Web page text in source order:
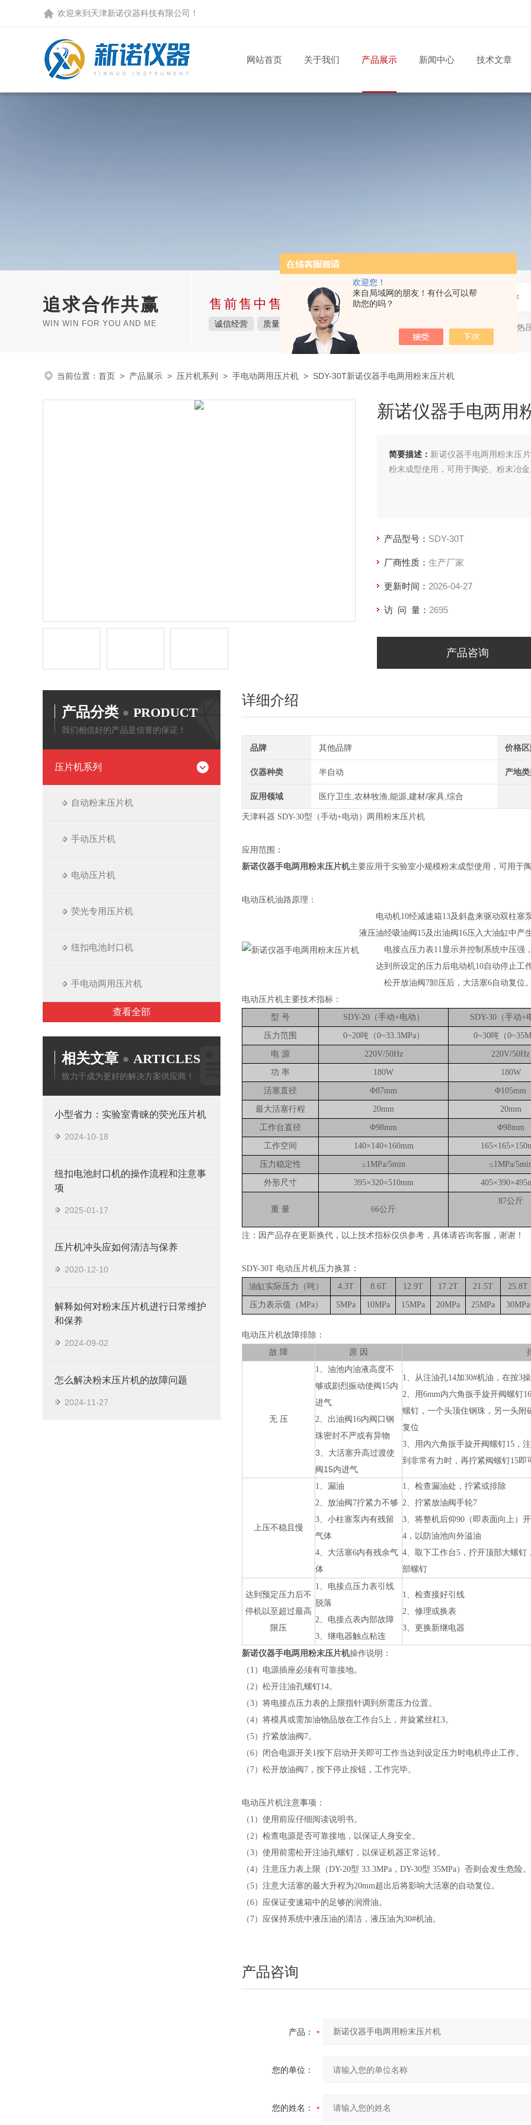
欢迎您！
来自局域网的朋友！有什么可以帮
助您的吗？
欢迎来到天津新诺仪器科技有限公司！
网站首页 关于我们 产品展示 新闻中心 技术文章
追求合作共赢
WIN WIN FOR YOU AND ME
售前售中售后完整的服务体系
诚信经营 质量保障 价格实惠 热门关键词：压片机，热压
当前位置： 首页 > 产品展示 > 压片机系列 > 手电动两用压片机 > SDY-30T新诺仪器手电两用粉末压片机
新诺仪器手电两用
简要描述： 新诺仪器手电两用粉末压
粉末成型使用，可用于陶瓷、粉末冶金
产品型号： SDY-30T
厂商性质： 生产厂家
更新时间： 2026-04-27
访 问 量： 2695
产品咨询
详细介绍
品牌 其他品牌 价格区
仪器种类 半自动 产地类
应用领域 医疗卫生,农林牧渔,能源,建材/家具,综合
天津科器 SDY-30型（手动+电动）两用粉末压片机
应用范围：
新诺仪器手电两用粉末压片机主要应用于实验室小规模粉末成型使用，可用于
电动压机油路原理：
电动机10经减速箱13及斜盘来驱动双柱塞
液压油经吸油阀15及出油阀16压入大油缸中产
电接点压力表11显示并控制系统中压强，
达到所设定的压力后电动机10自动停止工
松开放油阀7卸压后，大活塞6自动复位。
电动压片机主要技术指标：
型 号
SDY-20（手动+电动） SDY-30（手动+
压力范围 0~20吨（0~33.3MPa） 0~30吨（
电 源 220V/50Hz 220V/50Hz
功 率 180W 180W
活塞直径 Φ87mm Φ105mm
最大活塞行程 20mm 20mm
工作台直径 Φ98mm Φ98mm
工作空间 140×140×160mm
压力稳定性 ≤1MPa/5min ≤1MPa/
外形尺寸 395×320×510mm
重 量 66公斤
87公斤
注：因产品存在更新换代，以上技术指标仅供参考，具体请咨询客服，谢谢！
SDY-30T 电动压片机压力换算：
油缸实际压力（吨）
4.3T 8.6T 12.9T 17.2T 21.5T 25.8T
压力表示值（MPa） 5MPa 10MPa 15MPa 20MPa 25MPa 30MPa
电动压片机故障排除：
故 障
原 因
无 压
1、油池内油液高度不
够或剧烈振动使阀15内
进气
2、出油阀16内阀口钢
珠密封不严或有异物
3、大活塞升高过渡使
阀15内进气
1、从注油孔14加30#机油，在按3
2、用6mm内六角扳手旋开阀螺钉
螺钉，一个头顶住钢珠，另一头附
复位
3、用内六角扳手旋开阀螺钉15，
到非常有力时，再拧紧阀螺钉15即
上压不稳且慢
1、漏油
2、放油阀7拧紧力不够
3、小柱塞泵内有残留
气体
4、大活塞6内有残余气
体
1、检查漏油处，拧紧或排除
2、拧紧放油阀手轮7
3、将整机后仰90（即表面向上）
4，以防油池向外溢油
4、取下工作台5，拧开顶部大螺
部螺钉
达到预定压力后不
停机以至超过最高
限压
1、电接点压力表引线
脱落
2、电接点表内部故障
3、继电器触点粘连
1、检查接好引线
2、修理或换表
3、更换新继电器
新诺仪器手电两用粉末压片机操作说明：
（1）电源插座必须有可靠接地。
（2）松开注油孔螺钉14。
（3）将电接点压力表的上限指针调到所需压力位置。
（4）将模具或需加油物品放在工作台5上，并旋紧丝杠3。
（5）拧紧放油阀7。
（6）闭合电源开关1按下启动开关即可工作当达到设定压力时电机停止工作。
（7）松开放油阀7，按下停止按钮，工作完毕。
电动压片机注意事项：
（1）使用前应仔细阅读说明书。
（2）检查电源是否可靠接地，以保证人身安全。
（3）使用前需松开注油孔螺钉，以保证机器正常运转。
（4）注意压力表上限（DY-20型 33.3MPa，DY-30型 35MPa）否则会发生危险。
（5）注意大活塞的最大升程为20mm超出后将影响大活塞的自动复位。
（6）应保证变速箱中的足够的润滑油。
（7）应保持系统中液压油的清洁，液压油为30#机油。
产品咨询
产品：
您的单位：
您的姓名：
产品分类 PRODUCT
我们相信好的产品是信誉的保证！
压片机系列
自动粉末压片机
手动压片机
电动压片机
荧光专用压片机
纽扣电池封口机
手电动两用压片机
查看全部
相关文章 ARTICLES
致力于成为更好的解决方案供应商！
小型省力：实验室青睐的荧光压片机
2024-10-18
纽扣电池封口机的操作流程和注意事
项
2025-01-17
压片机冲头应如何清洁与保养
2020-12-10
解释如何对粉末压片机进行日常维护
和保养
2024-09-02
怎么解决粉末压片机的故障问题
2024-11-27